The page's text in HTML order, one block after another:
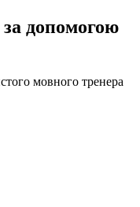
допомогою
мовного тренера